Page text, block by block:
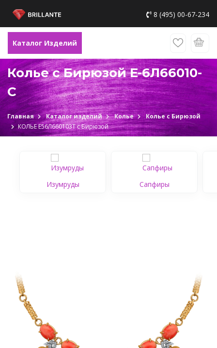
8 (495) 00-67-234
Каталог Изделий
Колье с Бирюзой E-6Л66010-
C
Главная Каталог изделий Колье
Колье с Бирюзой
КОЛЬЕ Е56Л660103Т c Бирюзой
Изумруды Сапфиры